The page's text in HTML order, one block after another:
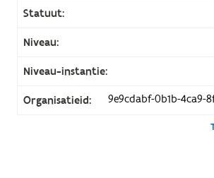
Statuut:
Niveau:
Niveau-instantie:
Organisatieid: 9e9cdabf-0b1b-4ca9-